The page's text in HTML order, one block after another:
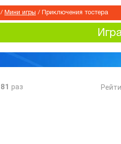
/ Мини игры / Приключения тостера
раз